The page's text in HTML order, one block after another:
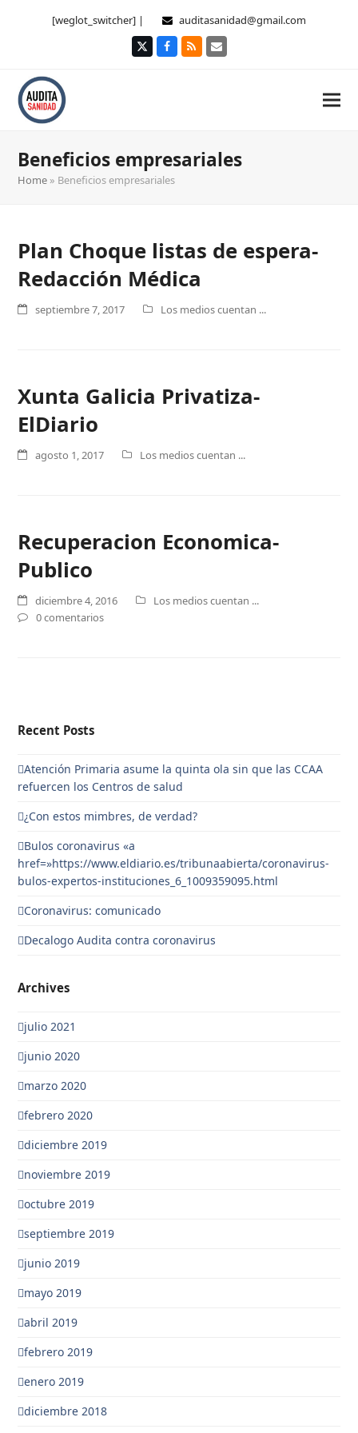
[weglot_switcher] | auditasanidad@gmail.com
TwitterFacebook
RSS Correo
Beneficios empresariales
Home » Beneficios empresariales
Plan Choque listas de espera-
Redacción Médica
septiembre 7, 2017 Los medios cuentan ...
Xunta Galicia Privatiza-
ElDiario
agosto 1, 2017 Los medios cuentan ...
Recuperacion Economica-
Publico
diciembre 4, 2016
Los medios cuentan ...
0 comentarios
Recent Posts
Atención Primaria asume la quinta ola sin que las CCAA
refuercen los Centros de salud
¿Con estos mimbres, de verdad?
Bulos coronavirus «a
href=»https://www.eldiario.es/tribunaabierta/coronavirus-
bulos-expertos-instituciones_6_1009359095.html
Coronavirus: comunicado
Decalogo Audita contra coronavirus
Archives
julio 2021
junio 2020
marzo 2020
febrero 2020
diciembre 2019
noviembre 2019
octubre 2019
septiembre 2019
junio 2019
mayo 2019
abril 2019
febrero 2019
enero 2019
diciembre 2018